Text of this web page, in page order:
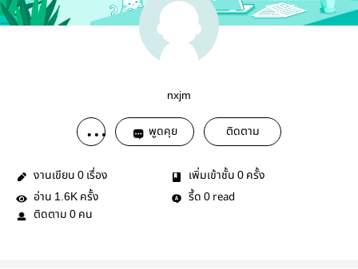
nxjm
พูดคุย ติดตาม
งานเขียน 0 เรื่อง เพิ่มเข้าชั้น 0 ครั้ง
อ่าน 1.6K ครั้ง รี้ด 0 read
ติดตาม 0 คน